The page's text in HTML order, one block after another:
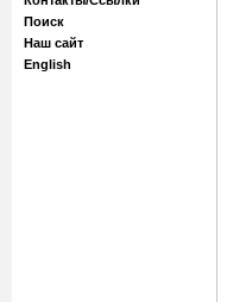
Поиск
Наш сайт
English